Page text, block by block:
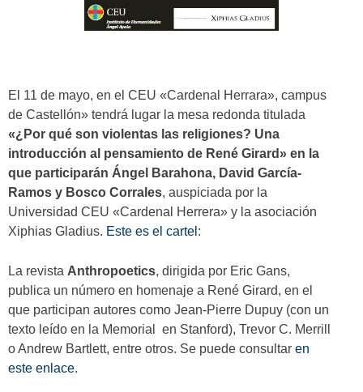
El 11 de mayo, en el CEU «Cardenal Herrara», campus
de Castellón» tendrá lugar la mesa redonda titulada
«¿Por qué son violentas las religiones? Una
introducción al pensamiento de René Girard» en la
que participarán Ángel Barahona, David García-
Ramos y Bosco Corrales, auspiciada por la
Universidad CEU «Cardenal Herrera» y la asociación
Xiphias Gladius. Este es el cartel :
La revista Anthropoetics, dirigida por Eric Gans,
publica un número en homenaje a René Girard, en el
que participan autores como Jean-Pierre Dupuy (con un
texto leído en la Memorial en Stanford), Trevor C. Merrill
o Andrew Bartlett, entre otros. Se puede consultar en
este enlace.